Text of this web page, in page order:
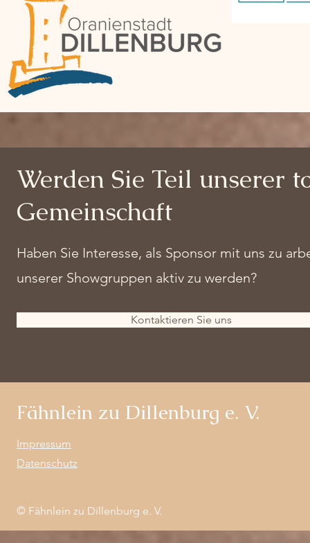
Werden Sie Teil unserer
Gemeinschaft
Haben Sie Interesse, als Sponsor mit uns zu
unserer Showgruppen aktiv zu werden?
Kontaktieren Sie uns
Fähnlein zu Dillenburg e. V.
Impressum
Datenschutz
© Fähnlein zu Dillenburg e. V.